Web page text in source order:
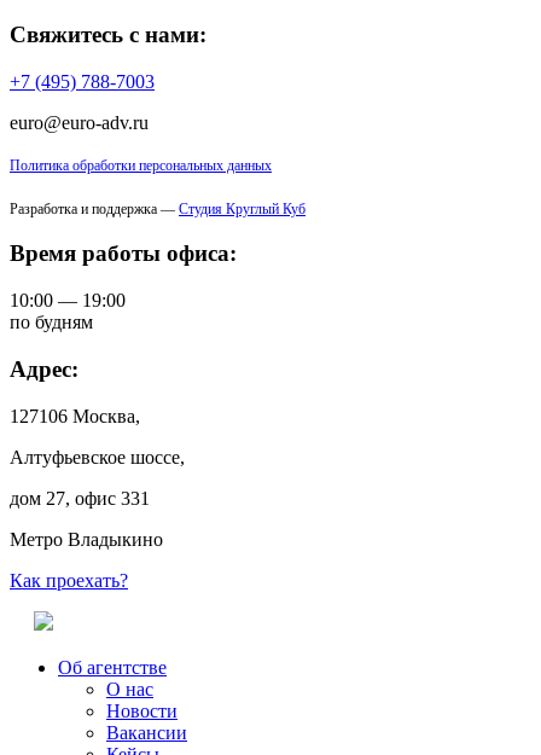
Свяжитесь с нами:
+7 (495) 788-7003
euro@euro-adv.ru
Политика обработки персональных данных
Разработка и поддержка — Студия Круглый Куб
Время работы офиса:
10:00 — 19:00
по будням
Адрес:
127106 Москва,
Алтуфьевское шоссе,
дом 27, офис 331
Метро Владыкино
Как проехать?
Об агентстве
О нас
Новости
Вакансии